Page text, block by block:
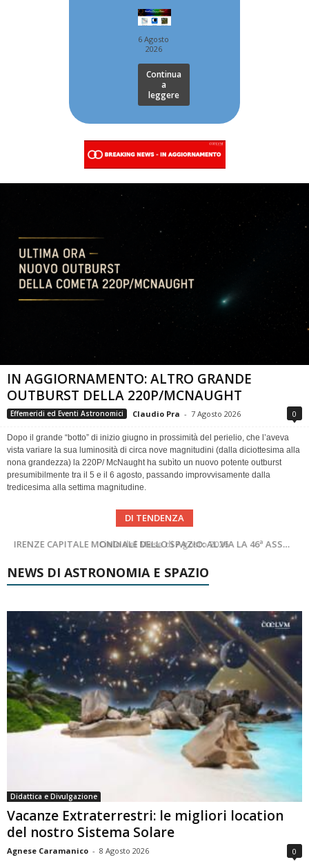
6 Agosto
2026
Continua
a
leggere
IN AGGIORNAMENTO: ALTRO GRANDE
OUTBURST DELLA 220P/MCNAUGHT
Effemeridi ed Eventi Astronomici Claudio Pra - 7 Agosto 2026 0
Dopo il grande “botto” di inizio giugno in prossimità del perielio, che l’aveva
vista variare la sua luminosità di circa nove magnitudini (dalla diciottesima alla
nona grandezza) la 220P/ McNaught ha subìto un nuovo potente outburst
presumibilmente tra il 5 e il 6 agosto, passando improvvisamente dalla
tredicesima alla settima magnitudine.
DI TENDENZA
Cielo del Mese di Agosto 2026
SUPERNOVAE aggiornamenti del mese – Agosto 2026
NEWS DI ASTRONOMIA E SPAZIO
Didattica e Divulgazione
Vacanze Extraterrestri: le migliori location
del nostro Sistema Solare
Agnese Caramanico - 8 Agosto 2026 0